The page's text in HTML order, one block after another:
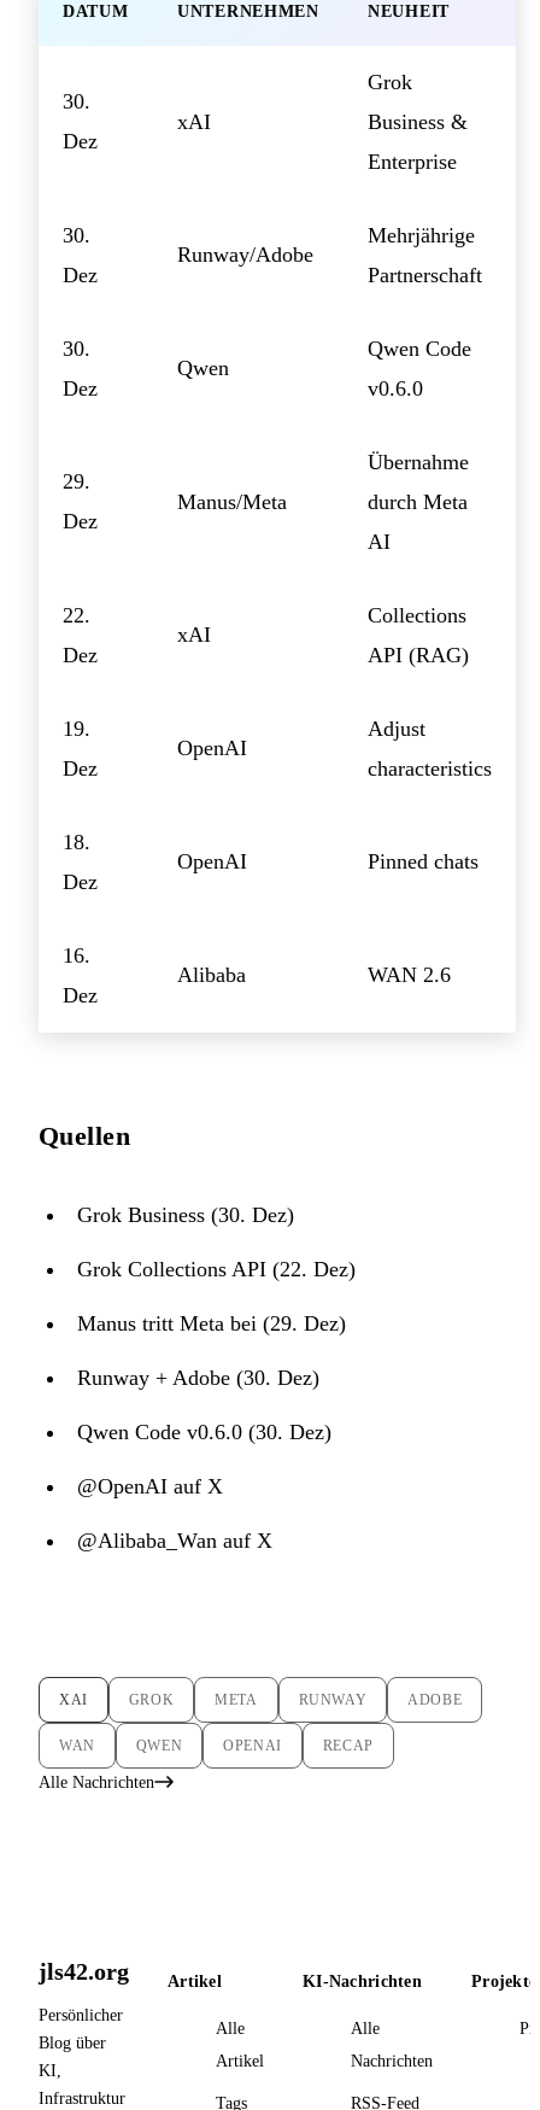
DATUM UNTERNEHMEN NEUHEIT
30.
Dez
xAI
Grok
Business &
Enterprise
30.
Dez
Runway/Adobe
Mehrjährige
Partnerschaft
30.
Dez
Qwen
Qwen Code
v0.6.0
29.
Dez
Manus/Meta
Übernahme
durch Meta
AI
22.
Dez
xAI
Collections
API (RAG)
19.
Dez
OpenAI
Adjust
characteristics
18.
Dez
OpenAI Pinned chats
16.
Dez
Alibaba WAN 2.6
Quellen
Grok Business (30. Dez)
Grok Collections API (22. Dez)
Manus tritt Meta bei (29. Dez)
Runway + Adobe (30. Dez)
Qwen Code v0.6.0 (30. Dez)
@OpenAI auf X
@Alibaba_Wan auf X
XAI GROK META RUNWAY ADOBE
WAN QWEN OPENAI RECAP
Alle Nachrichten
jls42.org
Persönlicher
Blog über
KI,
Infrastruktur
Artikel
Alle
Artikel
Tags
KI-Nachrichten
Alle
Nachrichten
RSS-Feed
Projekte